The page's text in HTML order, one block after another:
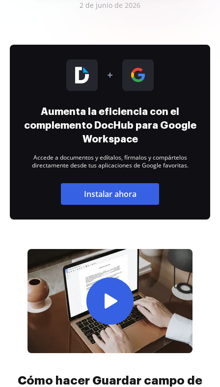
2 de junio de 2026
Aumenta la eficiencia con el
complemento DocHub para Google
Workspace
Accede a documentos y edítalos, fírmalos y compártelos
directamente desde tus aplicaciones de Google favoritas.
Instalar ahora
Cómo hacer Guardar campo de